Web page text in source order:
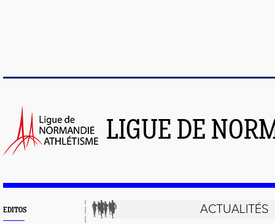
LIGUE DE
EDITOS ACTUALITÉS